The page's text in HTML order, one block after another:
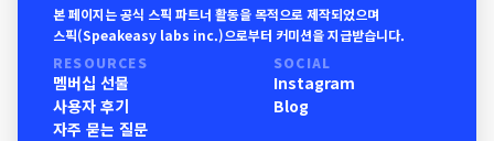
본 페이지는 공식 스픽 파트너 활동을 목적으로 제작되었으며
스픽(Speakeasy labs inc.)으로부터 커미션을 지급받습니다.
RESOURCES
멤버십 선물
사용자 후기
자주 묻는 질문
SOCIAL
Instagram
Blog